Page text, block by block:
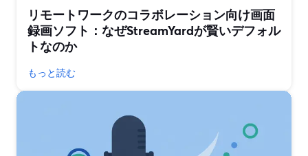
リモートワークのコラボレーション向け画面
録画ソフト：なぜStreamYardが賢いデフォル
トなのか
もっと読む